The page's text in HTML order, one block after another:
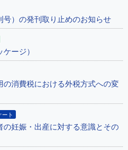
号）の発刊取り止めのお知らせ
ージ）
の消費税における外税方式への変
ト
妊娠・出産に対する意識とその